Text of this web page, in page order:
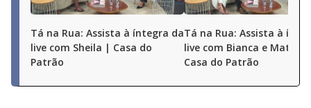
Tá na Rua: Assista à íntegra da
live com Sheila | Casa do
Patrão
Tá na Rua: Assista à
live com Bianca e
Casa do Patrão